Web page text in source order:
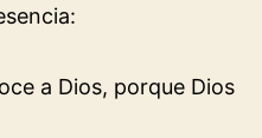
a Dios, porque Dios